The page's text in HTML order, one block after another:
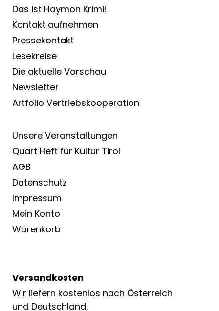
Das ist Haymon Krimi!
Kontakt aufnehmen
Pressekontakt
Lesekreise
Die aktuelle Vorschau
Newsletter
Artfolio Vertriebs­kooperation
Unsere Veranstaltungen
Quart Heft für Kultur Tirol
AGB
Datenschutz
Impressum
Mein Konto
Warenkorb
Versandkosten
Wir liefern kostenlos nach Österreich
und Deutschland.